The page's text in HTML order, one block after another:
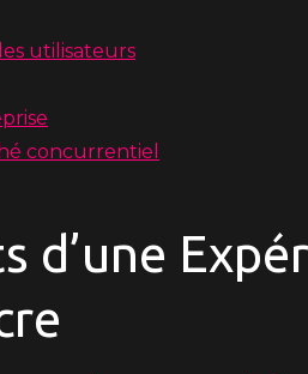
utilisateurs
concurrentiel
d’une